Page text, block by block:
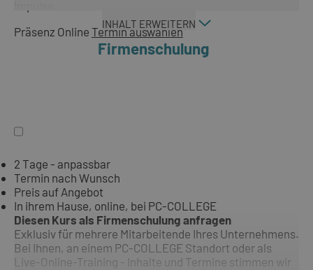
INHALT ERWEITERN
Präsenz Online Termin auswählen
Firmenschulung
2 Tage - anpassbar
Termin nach Wunsch
Preis auf Angebot
In ihrem Hause, online, bei PC-COLLEGE
Diesen Kurs als Firmenschulung anfragen
Exklusiv für mehrere Mitarbeitende Ihres Unternehmens.
Bei Ihnen, an einem PC-COLLEGE Standort oder als
Live-Online-Training - Inhalte und Termine stimmen wir